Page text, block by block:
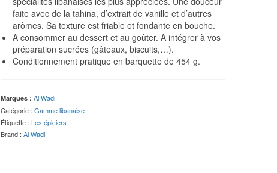
faite avec de la tahina, d’extrait de vanille et d’autres
arômes. Sa texture est friable et fondante en bouche.
A consommer au dessert et au goûter. A intégrer à vos
préparation sucrées (gâteaux, biscuits,…).
Conditionnement pratique en barquette de 454 g.
Marques : Al Wadi
Catégorie :Gamme libanaise
Étiquette :Les épiciers
Brand :Al Wadi